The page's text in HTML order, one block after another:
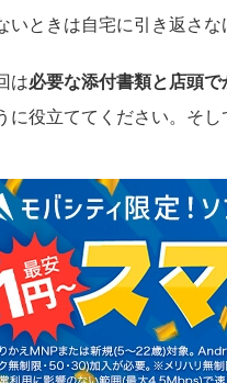
いときは自宅に引き返さ
は必要な添付書類と店頭で
に役立ててください。そ